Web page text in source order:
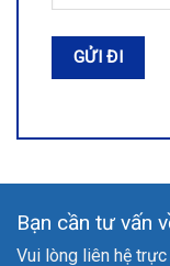
Bạn cần tư vấn
Vui lòng liên hệ